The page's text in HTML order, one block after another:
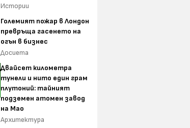
Истории
Големият пожар в Лондон
превръща гасенето на
огън в бизнес
Досиета
Двайсет километра
тунели и нито един грам
плутоний: тайният
подземен атомен завод
на Мао
Архитектура